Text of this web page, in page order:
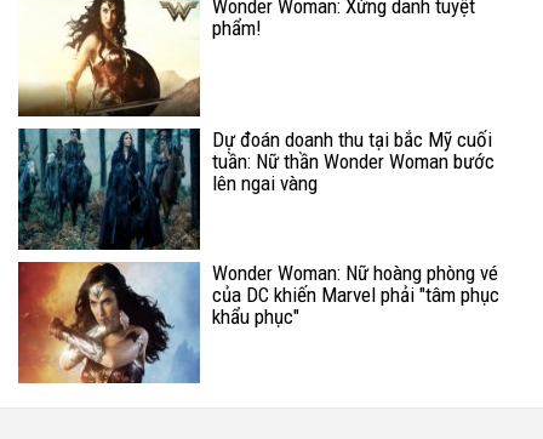
Wonder Woman: Xứng danh tuyệt
phẩm!
Dự đoán doanh thu tại bắc Mỹ cuối
tuần: Nữ thần Wonder Woman bước
lên ngai vàng
Wonder Woman: Nữ hoàng phòng vé
của DC khiến Marvel phải "tâm phục
khẩu phục"